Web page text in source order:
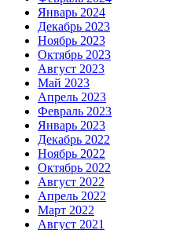
Январь 2024
Декабрь 2023
Ноябрь 2023
Октябрь 2023
Август 2023
Май 2023
Апрель 2023
Февраль 2023
Январь 2023
Декабрь 2022
Ноябрь 2022
Октябрь 2022
Август 2022
Апрель 2022
Март 2022
Август 2021